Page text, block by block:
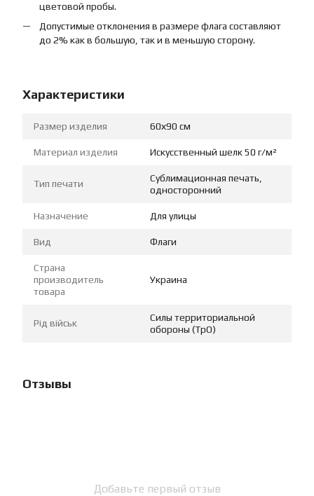
цветовой пробы.
Допустимые отклонения в размере флага составляют
до 2% как в большую, так и в меньшую сторону.
Характеристики
Размер изделия 60х90 см
Материал изделия Искусственный шелк 50 г/м²
Тип печати
Сублимационная печать,
односторонний
Назначение Для улицы
Вид Флаги
Страна
производитель
товара
Украина
Рід військ
Силы территориальной
обороны (ТрО)
Отзывы
Добавьте первый отзыв